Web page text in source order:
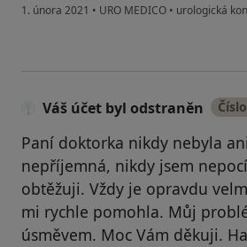
1. února 2021 • URO MEDICO • urologická
Váš účet byl odstraněn
Paní doktorka nikdy nebyla
nepříjemná, nikdy jsem
obtěžuji. Vždy je opravdu
mi rychle pomohla. Můj
úsměvem. Moc Vám děkuji.